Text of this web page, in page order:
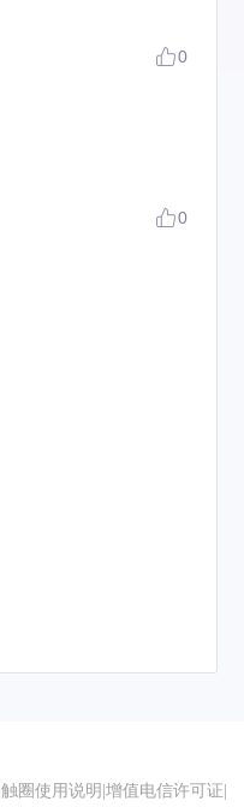
0
0
触圈使用说明 增值电信许可证